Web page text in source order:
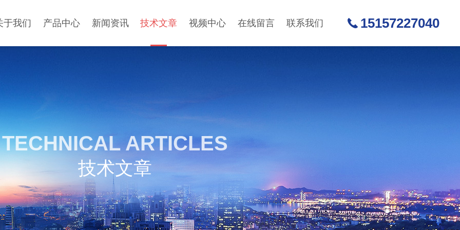
于我们 产品中心 新闻资讯 技术文章 视频中心 在线留言 联系我们 15157227040
TECHNICAL ARTICLES
技术文章